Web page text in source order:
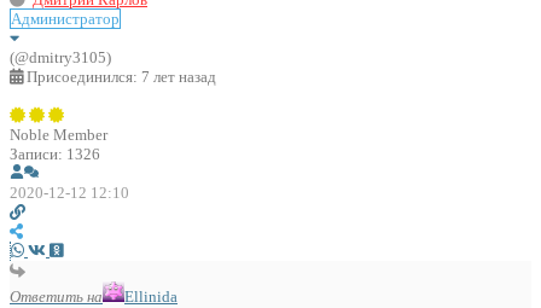
Администратор
(@dmitry3105)
Присоединился: 7 лет назад
Noble Member
Записи: 1326
2020-12-12 12:10
Ответить на Ellinida